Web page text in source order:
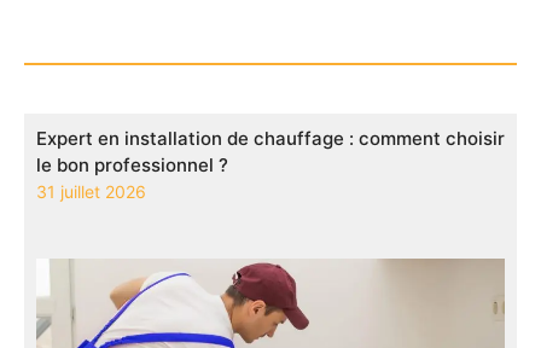
Expert en installation de chauffage : comment choisir
le bon professionnel ?
31 juillet 2026